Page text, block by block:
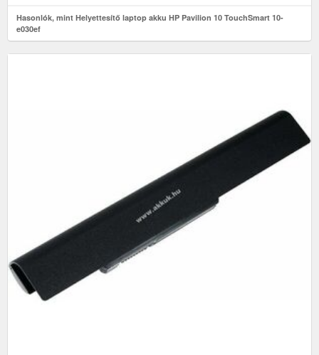
Hasonlók, mint Helyettesítő laptop akku HP Pavilion 10 TouchSmart 10-
e030ef